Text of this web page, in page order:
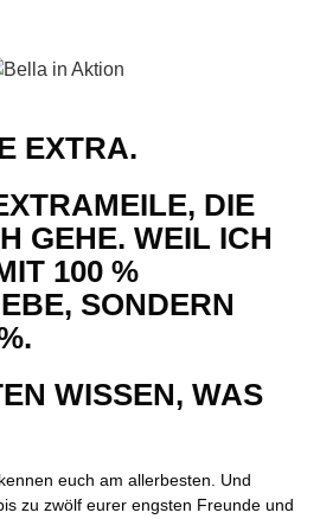
EXTRA.
DIE
GEHE. WEIL ICH
100 %
SONDERN
WISSEN, WAS
euch am allerbesten. Und
zu zwölf eurer engsten Freunde und